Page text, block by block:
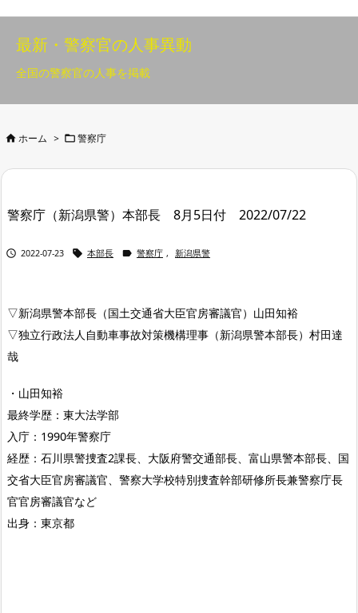
最新・警察官の人事異動
全国の警察官の人事を掲載
 ホーム >  警察庁
警察庁（新潟県警）本部長 8月5日付 2022/07/22
 2022-07-23  本部長  警察庁 , 新潟県警
▽新潟県警本部長（国土交通省大臣官房審議官）山田知裕
▽独立行政法人自動車事故対策機構理事（新潟県警本部長）村田達
哉
・山田知裕
最終学歴：東大法学部
入庁：1990年警察庁
経歴：石川県警捜査2課長、大阪府警交通部長、富山県警本部長、国
交省大臣官房審議官、警察大学校特別捜査幹部研修所長兼警察庁長
官官房審議官など
出身：東京都